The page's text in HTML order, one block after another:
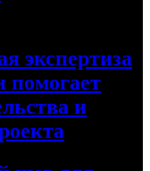
экспертиза
помогает
и